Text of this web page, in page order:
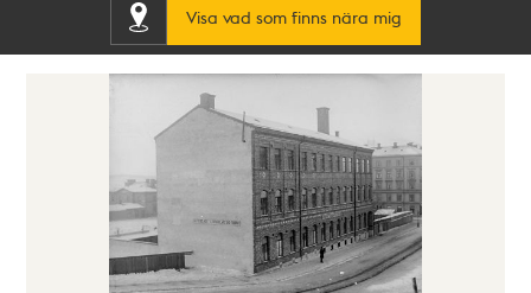
Visa vad som finns nära mig